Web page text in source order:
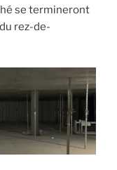
se termineront
rez-de-